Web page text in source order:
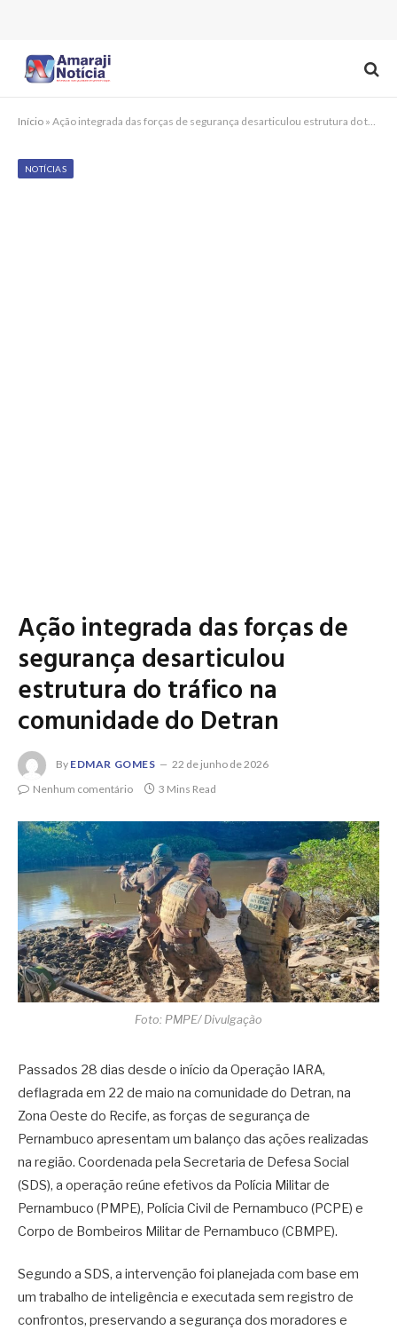
Início » Ação integrada das forças de segurança desarticulou estrutura do tráfico na comunidade do Detran
NOTÍCIAS
Ação integrada das forças de
segurança desarticulou
estrutura do tráfico na
comunidade do Detran
By EDMAR GOMES
22 de junho de 2026
Nenhum comentário
3 Mins Read
Foto: PMPE/ Divulgação
Passados 28 dias desde o início da Operação IARA,
deflagrada em 22 de maio na comunidade do Detran, na
Zona Oeste do Recife, as forças de segurança de
Pernambuco apresentam um balanço das ações realizadas
na região. Coordenada pela Secretaria de Defesa Social
(SDS), a operação reúne efetivos da Polícia Militar de
Pernambuco (PMPE), Polícia Civil de Pernambuco (PCPE) e
Corpo de Bombeiros Militar de Pernambuco (CBMPE).
Segundo a SDS, a intervenção foi planejada com base em
um trabalho de inteligência e executada sem registro de
confrontos, preservando a segurança dos moradores e